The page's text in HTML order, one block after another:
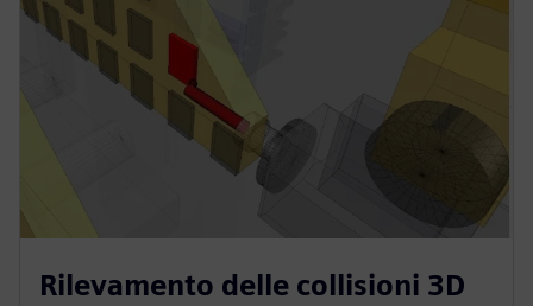
Rilevamento delle collisioni 3D